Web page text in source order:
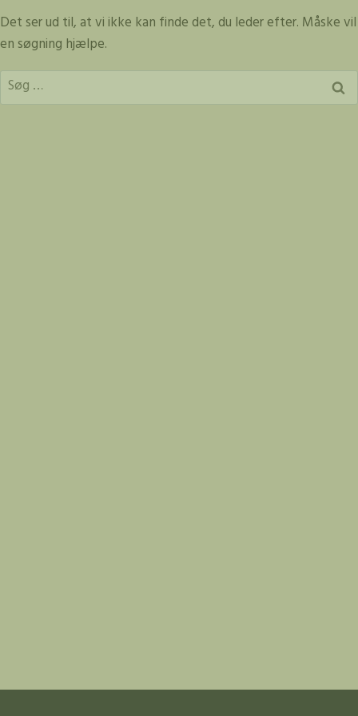
til
indhold
Det ser ud til, at vi ikke kan finde det, du leder efter. Måske vil
en søgning hjælpe.
Søg
efter: